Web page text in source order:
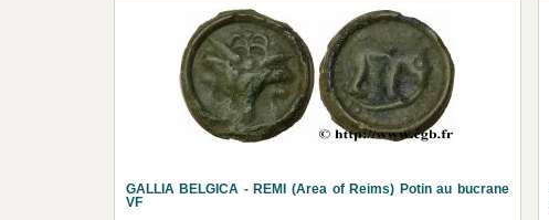
GALLIA BELGICA - REMI (Area of Reims) Potin au bucrane
VF